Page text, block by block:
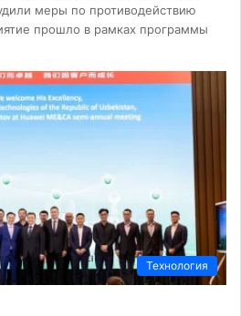
меры по противодействию
прошло в рамках программы
Технология